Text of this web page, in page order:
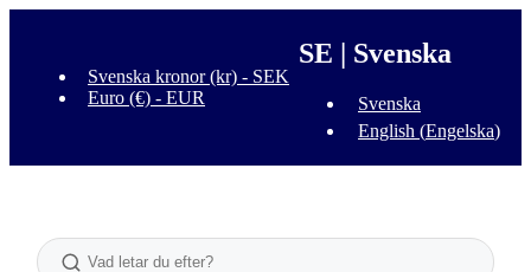
Svenska kronor (kr) - SEK
Euro (€) - EUR
SE | Svenska
Svenska
English (Engelska)
Sök